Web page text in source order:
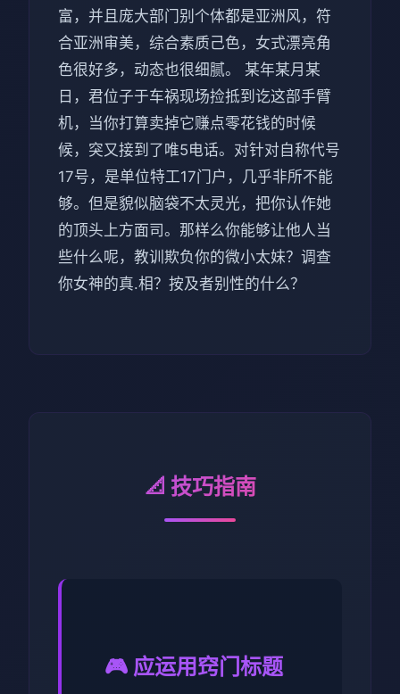
富，并且庞大部门别个体都是亚洲风，符
合亚洲审美，综合素质己色，女式漂亮角
色很好多，动态也很细腻。 某年某月某
日，君位子于车祸现场捡抵到讫这部手臂
机，当你打算卖掉它赚点零花钱的时候
候，突又接到了唯5电话。对针对自称代号
17号，是单位特工17门户，几乎非所不能
够。但是貌似脑袋不太灵光，把你认作她
的顶头上方面司。那样么你能够让他人当
些什么呢，教训欺负你的微小太妹？调查
你女神的真.相？按及者别性的什么？
📐 技巧指南
🎮 应运用窍门标题